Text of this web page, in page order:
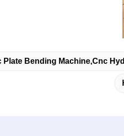
Plate Bending Machine,cnc